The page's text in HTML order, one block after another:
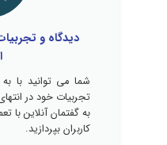
دیدگاه و
شما می توانید با
تجربیات خود در
به گفتمان آنلاین با
کاربران بپردازید.